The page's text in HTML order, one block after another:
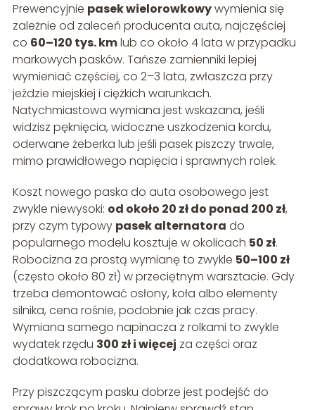
Prewencyjnie pasek wielorowkowywymienia się
zależnie od zaleceń producenta auta, najczęściej
co 60–120 tys. kmlub co około 4 lata w przypadku
markowych pasków. Tańsze zamienniki lepiej
wymieniać częściej, co 2–3 lata, zwłaszcza przy
jeździe miejskiej i ciężkich warunkach.
Natychmiastowa wymiana jest wskazana, jeśli
widzisz pęknięcia, widoczne uszkodzenia kordu,
oderwane żeberka lub jeśli pasek piszczy trwale,
mimo prawidłowego napięcia i sprawnych rolek.
Koszt nowego paska do auta osobowego jest
zwykle niewysoki: od około 20 zł do ponad 200 zł,
przy czym typowy pasek alternatora do
popularnego modelu kosztuje w okolicach 50 zł.
Robocizna za prostą wymianę to zwykle 50–100 zł
(często około 80 zł) w przeciętnym warsztacie. Gdy
trzeba demontować osłony, koła albo elementy
silnika, cena rośnie, podobnie jak czas pracy.
Wymiana samego napinacza z rolkami to zwykle
wydatek rzędu 300 zł i więcej za części oraz
dodatkowa robocizna.
Przy piszczącym pasku dobrze jest podejść do